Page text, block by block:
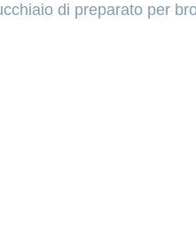
di preparato per